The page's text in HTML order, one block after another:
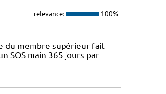
relevance: 100%
du membre supérieur fait
SOS main 365 jours par